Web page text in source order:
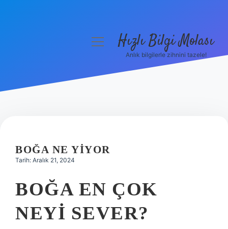
Hakkımızda
menüyüHızlı Bilgi Molası
Anlık bilgilerle zihnini tazele!
BOĞA NE YIYOR
Tarih: Aralık 21, 2024
BOĞA EN ÇOK
NEYI SEVER?